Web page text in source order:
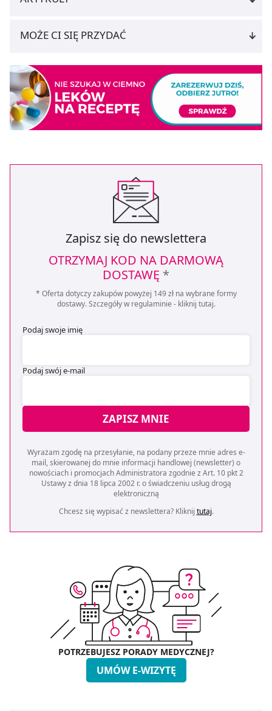
MOŻE CI SIĘ PRZYDAĆ
Zapisz się do newslettera
OTRZYMAJ KOD NA DARMOWĄ
DOSTAWĘ *
* Oferta dotyczy zakupów powyżej 149 zł na wybrane formy
dostawy. Szczegóły w regulaminie - kliknij tutaj.
Podaj swoje imię
Podaj swój e-mail
ZAPISZ MNIE
Wyrażam zgodę na przesyłanie, na podany przeze mnie adres e-
mail, skierowanej do mnie informacji handlowej (newsletter) o
nowościach i promocjach Administratora zgodnie z Art. 10 pkt 2
Ustawy z dnia 18 lipca 2002 r. o świadczeniu usług drogą
elektroniczną
Chcesz się wypisać z newslettera? Kliknij tutaj.
POTRZEBUJESZ PORADY MEDYCZNEJ?
UMÓW E-WIZYTĘ